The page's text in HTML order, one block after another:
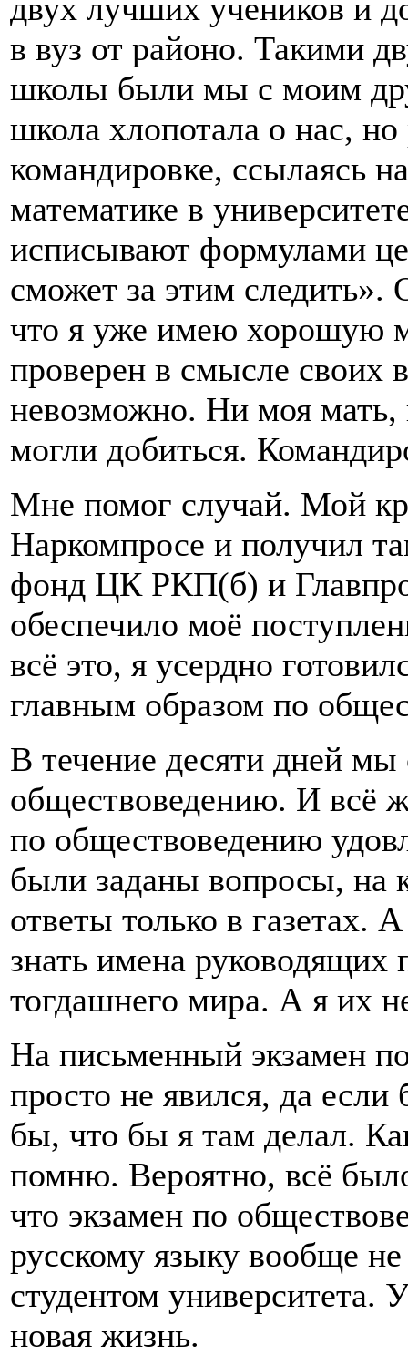
двух лучших учеников и
в вуз от районо. Такими
школы были мы с моим
школа хлопотала о нас,
командировке, ссылаясь
математике в
исписывают формулами
сможет за этим следить».
что я уже имею хорошую
проверен в смысле своих
невозможно. Ни моя мать,
могли добиться.
Мне помог случай. Мой
Наркомпросе и получил
фонд ЦК РКП(б) и
обеспечило моё
всё это, я усердно
главным образом по
В течение десяти дней
обществоведению. И всё
по обществоведению
были заданы вопросы, на
ответы только в
знать имена руководящих
тогдашнего мира. А я их
На письменный экзамен
просто не явился, да
бы, что бы я там делал.
помню. Вероятно, всё
что экзамен по
русскому языку вообще
студентом университета.
новая жизнь.